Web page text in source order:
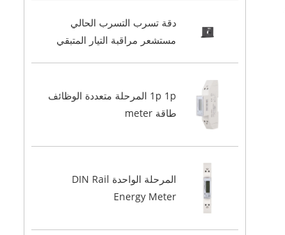
دقة تسرب التسرب الحالي
مستشعر مراقبة التيار المتبقي
1p 1p المرحلة متعددة الوظائف
طاقة meter
المرحلة الواحدة DIN Rail
Energy Meter